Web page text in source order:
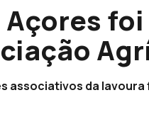
Açores
associativos da lavoura